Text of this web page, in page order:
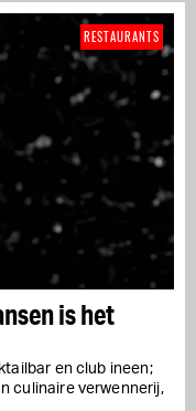
is het
en club ineen;
culinaire verwennerij,
RESTAURANTS